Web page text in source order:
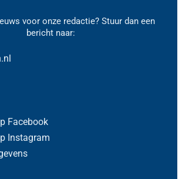
voor onze redactie? Stuur dan een
bericht naar:
Facebook
Instagram